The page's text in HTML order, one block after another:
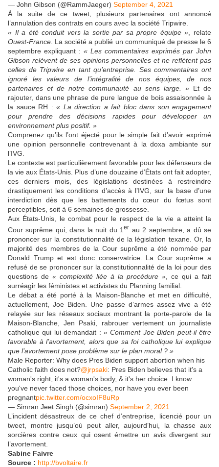
— John Gibson (@RammJaeger) September 4, 2021
À la suite de ce tweet, plusieurs partenaires ont annoncé
l’annulation des contrats en cours avec la société Tripwire.
« Il a été conduit vers la sortie par sa propre équipe » , relate
Ouest-France . La société a publié un communiqué de presse le 6
septembre expliquant : « Les commentaires exprimés par John
Gibson relèvent de ses opinions personnelles et ne reflètent pas
celles de Tripwire en tant qu’entreprise. Ses commentaires ont
ignoré les valeurs de l’intégralité de nos équipes, de nos
partenaires et de notre communauté au sens large. »Et de
rajouter, dans une phrase de pure langue de bois assaisonnée à
la sauce RH : « La direction a fait bloc dans son engagement
pour prendre des décisions rapides pour développer un
environnement plus positif. »
Comprenez qu’ils l’ont éjecté pour le simple fait d’avoir exprimé
une opinion personnelle contrevenant à la doxa ambiante sur
l’IVG.
Le contexte est particulièrement favorable pour les défenseurs de
la vie aux États-Unis. Plus d’une douzaine d’États ont fait adopter,
ces derniers mois, des législations destinées à restreindre
drastiquement les conditions d’accès à l’IVG, sur la base d’une
interdiction dès que les battements du cœur du fœtus sont
perceptibles, soit à 6 semaines de grossesse.
Aux États-Unis, le combat pour le respect de la vie a atteint la
Cour suprême qui, dans la nuit du 1er au 2 septembre, a dû se
prononcer sur la constitutionnalité de la législation texane. Or, la
majorité des membres de la Cour suprême a été nommée par
Donald Trump et est donc conservatrice. La Cour suprême a
refusé de se prononcer sur la constitutionnalité de la loi pour des
questions de « complexité liée à la procédure » , ce qui a fait
surréagir les féministes et activistes du Planning familial.
Le débat a été porté à la Maison-Blanche et met en difficulté,
actuellement, Joe Biden. Une passe d’armes assez vive a été
relayée sur les réseaux sociaux montrant la porte-parole de la
Maison-Blanche, Jen Psaki, rabrouer vertement un journaliste
catholique qui lui demandait : « Comment Joe Biden peut-il être
favorable à l’avortement, alors que sa foi catholique lui explique
que l’avortement pose problème sur le plan moral ? »
Male Reporter: Why does Pres Biden support abortion when his
Catholic faith does not?@jrpsaki: Pres Biden believes that it's a
woman's right, it's a woman's body, & it's her choice. I know
you've never faced those choices, nor have you ever been
pregnantpic.twitter.com/ocxoIF8uRp
— Simran Jeet Singh (@simran) September 2, 2021
L’incident désastreux de ce chef d’entreprise, licencié pour un
tweet, montre jusqu’où peut aller, aujourd’hui, la chasse aux
sorcières contre ceux qui osent émettre un avis divergent sur
l’avortement.
Sabine Faivre
Source : http://bvoltaire.fr